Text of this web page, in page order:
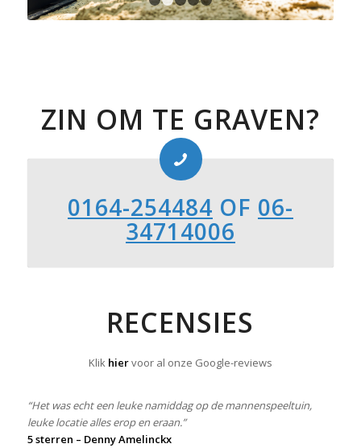
1 2 3 4 5
ZIN OM TE GRAVEN?
0164-254484 OF 06-
34714006
RECENSIES
Klik hiervoor al onze Google-reviews
“Het was echt een leuke namiddag op de mannenspeeltuin,
leuke locatie alles erop en eraan.”
5 sterren – Denny Amelinckx